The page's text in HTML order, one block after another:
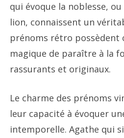
qui évoque la noblesse,
lion, connaissent un
prénoms rétro possèdent
magique de paraître à la
rassurants et originaux.
Le charme des prénoms
leur capacité à évoquer
intemporelle. Agathe qui